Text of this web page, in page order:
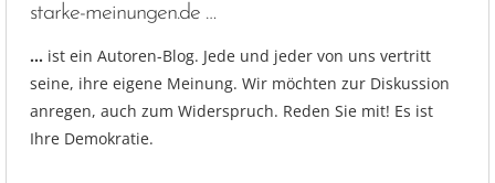
starke-meinungen.de …
… ist ein Autoren-Blog. Jede und jeder von uns vertritt
seine, ihre eigene Meinung. Wir möchten zur Diskussion
anregen, auch zum Widerspruch. Reden Sie mit! Es ist
Ihre Demokratie.